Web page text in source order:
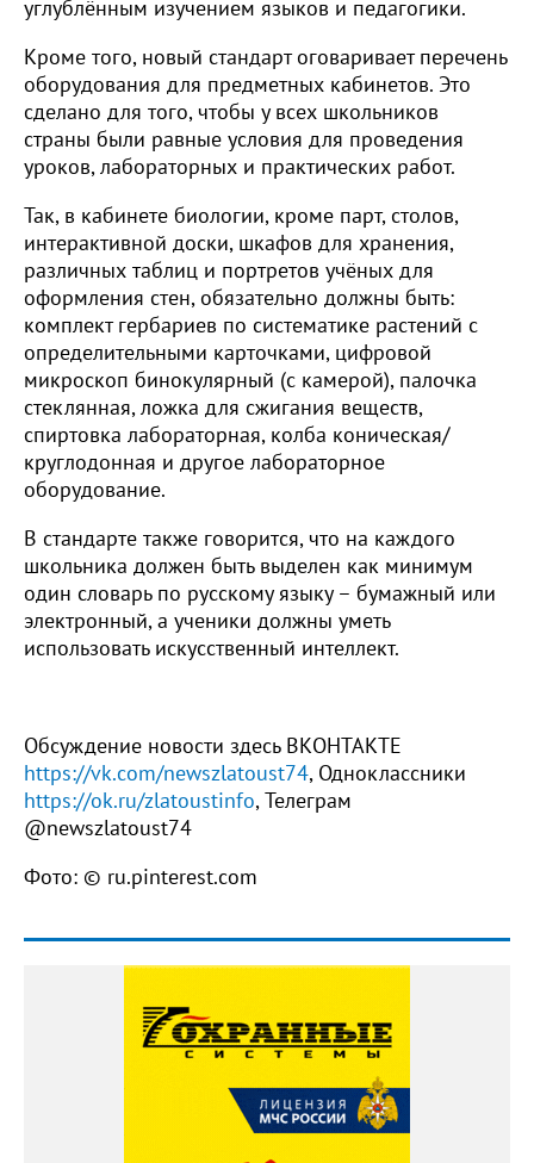
углублённым изучением языков и педагогики.
Кроме того, новый стандарт оговаривает перечень
оборудования для предметных кабинетов. Это
сделано для того, чтобы у всех школьников
страны были равные условия для проведения
уроков, лабораторных и практических работ.
Так, в кабинете биологии, кроме парт, столов,
интерактивной доски, шкафов для хранения,
различных таблиц и портретов учёных для
оформления стен, обязательно должны быть:
комплект гербариев по систематике растений с
определительными карточками, цифровой
микроскоп бинокулярный (с камерой), палочка
стеклянная, ложка для сжигания веществ,
спиртовка лабораторная, колба коническая/
круглодонная и другое лабораторное
оборудование.
В стандарте также говорится, что на каждого
школьника должен быть выделен как минимум
один словарь по русскому языку – бумажный или
электронный, а ученики должны уметь
использовать искусственный интеллект.
Обсуждение новости здесь ВКОНТАКТЕ
https://vk.com/newszlatoust74, Одноклассники
https://ok.ru/zlatoustinfo, Телеграм
@newszlatoust74
Фото: © ru.pinterest.com